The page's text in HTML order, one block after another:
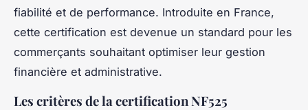
fiabilité et de performance. Introduite en France,
cette certification est devenue un standard pour les
commerçants souhaitant optimiser leur gestion
financière et administrative.
Les critères de la certification NF525